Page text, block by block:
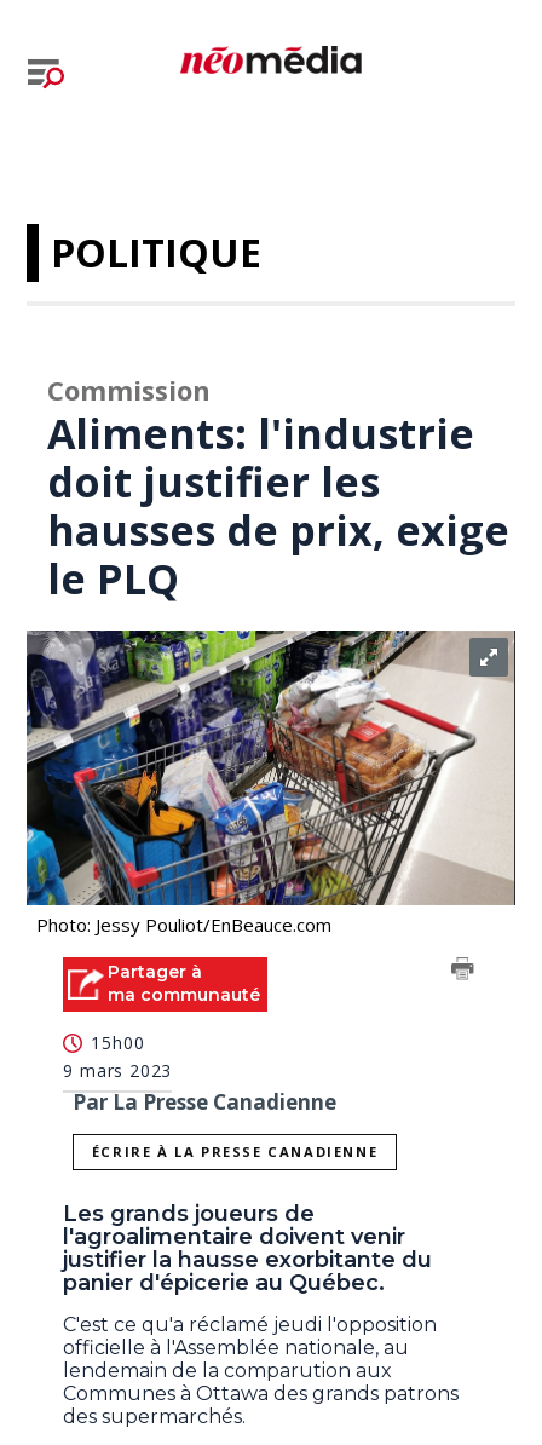
POLITIQUE
Commission
Aliments: l'industrie
doit justifier les
hausses de prix, exige
le PLQ
Photo: Jessy Pouliot/EnBeauce.com
Partager à
ma communauté
15h00
9 mars 2023
Par La Presse Canadienne
ÉCRIRE À LA PRESSE CANADIENNE
Les grands joueurs de
l'agroalimentaire doivent venir
justifier la hausse exorbitante du
panier d'épicerie au Québec.
C'est ce qu'a réclamé jeudi l'opposition
officielle à l'Assemblée nationale, au
lendemain de la comparution aux
Communes à Ottawa des grands patrons
des supermarchés.